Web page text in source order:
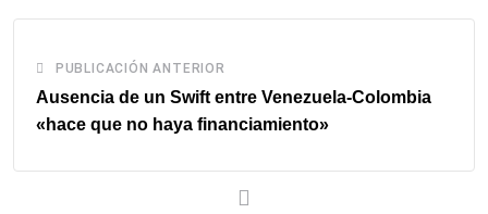
PUBLICACIÓN ANTERIOR
Ausencia de un Swift entre Venezuela-Colombia
«hace que no haya financiamiento»